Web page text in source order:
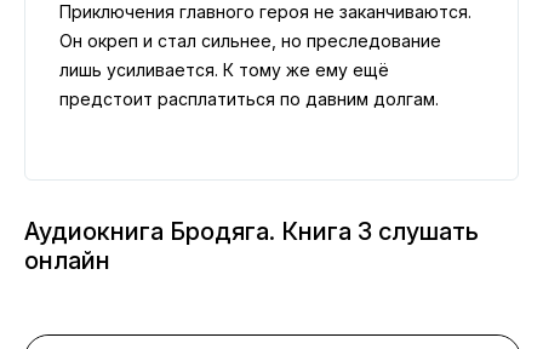
Приключения главного героя не заканчиваются.
Он окреп и стал сильнее, но преследование
лишь усиливается. К тому же ему ещё
предстоит расплатиться по давним долгам.
Аудиокнига Бродяга. Книга 3 слушать
онлайн